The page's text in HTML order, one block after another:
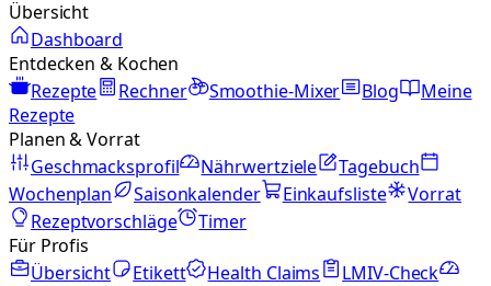
Übersicht
Dashboard
Entdecken & Kochen
Rezepte
Rechner Smoothie-Mixer Blog
Meine
Rezepte
Planen & Vorrat
Geschmacksprofil
Nährwertziele
Tagebuch
Wochenplan
Saisonkalender Einkaufsliste
Vorrat
Rezeptvorschläge
Timer
Für Profis
Übersicht
Etikett Health Claims
LMIV-Check